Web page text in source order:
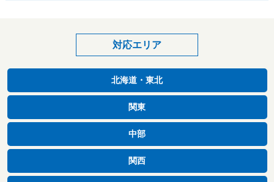
対応エリア
北海道・東北
関東
中部
関西